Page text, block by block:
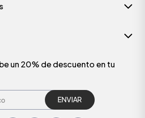
un 20% de descuento en tu
ENVIAR